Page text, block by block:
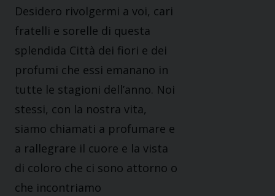
Desidero rivolgermi a voi, cari
fratelli e sorelle di questa
splendida Città dei fiori e dei
profumi che essi emanano in
tutte le stagioni dell’anno. Noi
stessi, con la nostra vita,
siamo chiamati a profumare e
a rallegrare il cuore e la vista
di coloro che ci sono attorno o
che incontriamo